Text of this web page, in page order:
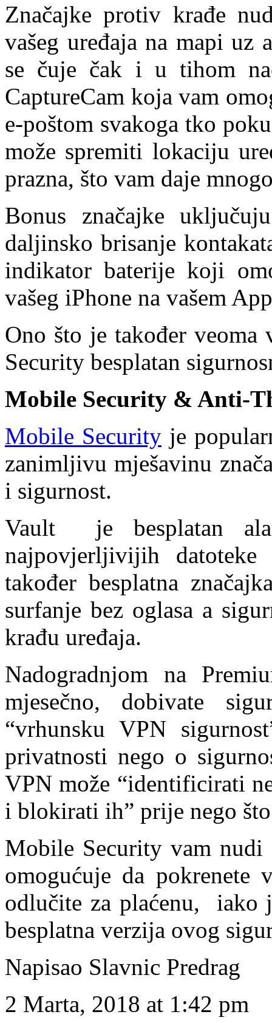
Značajke protiv krađe
vašeg uređaja na mapi
se čuje čak i u tihom
CaptureCam koja vam
e-poštom svakoga tko
može spremiti lokaciju
prazna, što vam daje
Bonus značajke
daljinsko brisanje
indikator baterije koji
vašeg iPhone na vašem
Ono što je također
Security besplatan
Mobile Security & Anti-
Mobile Security je
zanimljivu mješavinu
i sigurnost.
Vault je besplatan
najpovjerljivijih
također besplatna
surfanje bez oglasa a
krađu uređaja.
Nadogradnjom na
mjesečno, dobivate
“vrhunsku VPN
privatnosti nego o
VPN može “identificirati
i blokirati ih” prije nego
Mobile Security vam
omogućuje da pokrenete
odlučite za plaćenu, iako
besplatna verzija ovog
Napisao Slavnic Predrag
2 Marta, 2018 at 1:42 pm